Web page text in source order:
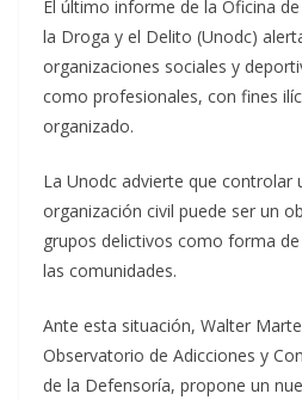
El último informe de la Oficina
la Droga y el Delito (Unodc)
organizaciones sociales y
como profesionales, con fines
organizado.
La Unodc advierte que controlar
organización civil puede ser un
grupos delictivos como forma
las comunidades.
Ante esta situación, Walter
Observatorio de Adicciones y
de la Defensoría, propone un